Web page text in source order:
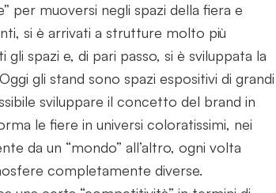
per muoversi negli spazi della fiera e
si è arrivati a strutture molto più
spazi e, di pari passo, si è sviluppata la
gli stand sono spazi espositivi di grandi
sviluppare il concetto del brand in
le fiere in universi coloratissimi, nei
da un “mondo” all’altro, ogni volta
completamente diverse.